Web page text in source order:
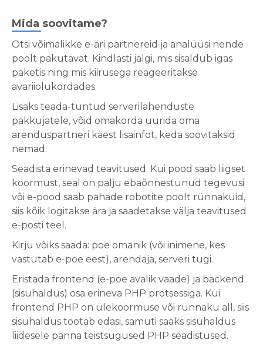
Mida soovitame?
Otsi võimalikke e-äri partnereid ja analüüsi nende
poolt pakutavat. Kindlasti jälgi, mis sisaldub igas
paketis ning mis kiirusega reageeritakse
avariiolukordades.
Lisaks teada-tuntud serverilahenduste
pakkujatele, võid omakorda uurida oma
arenduspartneri käest lisainfot, keda soovitaksid
nemad.
Seadista erinevad teavitused. Kui pood saab liigset
koormust, seal on palju ebaõnnestunud tegevusi
või e-pood saab pahade robotite poolt rünnakuid,
siis kõik logitakse ära ja saadetakse välja teavitused
e-posti teel.
Kirju võiks saada: poe omanik (või inimene, kes
vastutab e-poe eest), arendaja, serveri tugi.
Eristada frontend (e-poe avalik vaade) ja backend
(sisuhaldus) osa erineva PHP protsessiga. Kui
frontend PHP on ülekoormuse või rünnaku all, siis
sisuhaldus töötab edasi, samuti saaks sisuhaldus
liidesele panna teistsugused PHP seadistused.